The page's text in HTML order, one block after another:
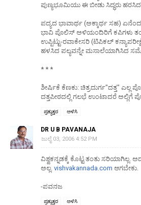
ಪುಣ್ಯಭೂಮಿಯು ಈ ಬೀಡು ಸಿದ್ಧರು ಹರಸಿದ
ಪದ್ಯದ ಭಾವಾರ್ಥ (ಅಕ್ಕಾರ್ಥ ಸಹ)
ಭಾವಿ ಪೊಲಿಸ್ ಅಳಿಯಂದಿರಿಗೆ ಕಪಿಗಳು
ಉಪ್ಪಿಟ್ಟು-ರವಾಕೇಸರಿ (ಟಿಪಿಕಲ್
ಹಳಸಿದ ಪಲ್ಯವನ್ನೇ ಮಸಾಲೆಯಾಗಿಸಿದ
* * *
ಶೀರ್ಷಿಕೆ ಕೆಣಕು: ಚಿತ್ರದುರ್ಗ"ದತ್ತ" ಎಲ್ಲ
ದತ್ತಪೀಠದಲ್ಲಿ ಗಲಭೆ ಉಂಟಾದರೆ ಅಲ್ಲಿಗೆ
ಪ್ರತ್ಯುತ್ತರ ಅಳಿಸಿ
DR U B PAVANAJA
ಜುಲೈ 03, 2006 4:52 PM
ವಿಶ್ವಕನ್ನಡಕ್ಕೆ ಕೊಟ್ಟ ತಂತು ಸರಿಯಾಗಿಲ್ಲ.
ಅಲ್ಲ. vishvakannada.com ಆಗಬೇಕು.
-ಪವನಜ
ಪ್ರತ್ಯುತ್ತರ ಅಳಿಸಿ